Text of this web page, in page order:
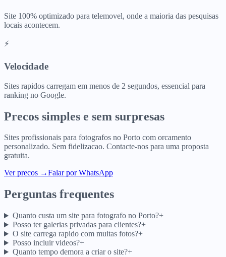
Site 100% optimizado para telemovel, onde a maioria das pesquisas
locais acontecem.
⚡
Velocidade
Sites rapidos carregam em menos de 2 segundos, essencial para
ranking no Google.
Precos simples e sem surpresas
Sites profissionais para fotografos no Porto com orcamento
personalizado. Sem fidelizacao. Contacte-nos para uma proposta
gratuita.
Ver precos →Falar por WhatsApp
Perguntas frequentes
Quanto custa um site para fotografo no Porto?+
Posso ter galerias privadas para clientes?+
O site carrega rapido com muitas fotos?+
Posso incluir videos?+
Quanto tempo demora a criar o site?+